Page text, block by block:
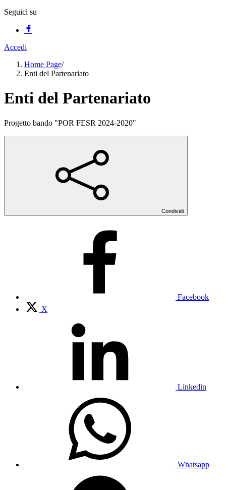
Seguici su
Accedi
Home Page/
Enti del Partenariato
Enti del Partenariato
Progetto bando "POR FESR 2024-2020"
Condividi
Facebook
X
Linkedin
Whatsapp